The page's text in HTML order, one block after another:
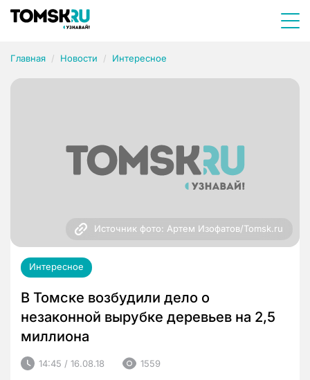
Главная Новости Интересное
Источник фото: Артем Изофатов/Tomsk.ru
Интересное
В Томске возбудили дело о
незаконной вырубке деревьев на 2,5
миллиона
14:45 / 16.08.18 1559